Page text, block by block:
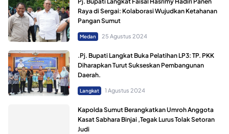
Raya di Sergai: Kolaborasi Wujudkan Ketahanan
Pangan Sumut
Medan 25 Agustus 2024
.Pj. Bupati Langkat Buka Pelatihan LP3: TP. PKK
Diharapkan Turut Sukseskan Pembangunan
Daerah.
Langkat 1 Agustus 2024
Kapolda Sumut Berangkatkan Umroh Anggota
Kasat Sabhara Binjai ,Tegak Lurus Tolak Setoran
Judi